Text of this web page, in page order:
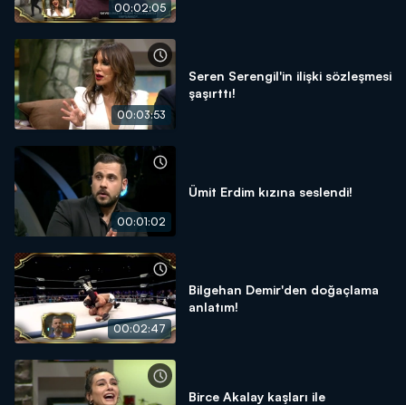
00:02:05
00:03:53
Seren Serengil'in ilişki sözleşmesi
şaşırttı!
00:01:02
Ümit Erdim kızına seslendi!
00:02:47
Bilgehan Demir'den doğaçlama
anlatım!
Birce Akalay kaşları ile